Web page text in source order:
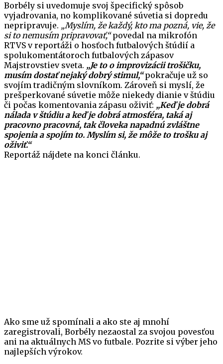
Borbély si uvedomuje svoj špecifický spôsob
vyjadrovania, no komplikované súvetia si dopredu
nepripravuje. „Myslím, že každý, kto ma pozná, vie, že
si to nemusím pripravovať,“povedal na mikrofón
RTVS v reportáži o hosťoch futbalových štúdií a
spolukomentátoroch futbalových zápasov
Majstrovstiev sveta. „Je to o improvizácii trošičku,
musím dostať nejaký dobrý stimul,“ pokračuje už so
svojím tradičným slovníkom. Zároveň si myslí, že
prešperkované súvetie môže niekedy dianie v štúdiu
či počas komentovania zápasu oživiť: „Keď je dobrá
nálada v štúdiu a keď je dobrá atmosféra, taká aj
pracovno pracovná, tak človeka napadnú zvláštne
spojenia a spojím to. Myslím si, že môže to trošku aj
oživiť.“
Reportáž nájdete na konci článku.
Ako sme už spomínali a ako ste aj mnohí
zaregistrovali, Borbély nezaostal za svojou povesťou
ani na aktuálnych MS vo futbale. Pozrite si výber jeho
najlepších výrokov.